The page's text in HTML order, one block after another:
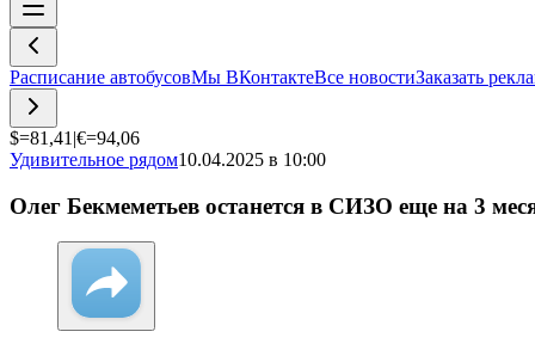
Расписание автобусовМы ВКонтактеВсе новостиЗаказать
$=81,41 |€=94,06
Удивительное рядом10.04.2025 в 10:00
Олег Бекмеметьев останется в СИЗО еще на 3